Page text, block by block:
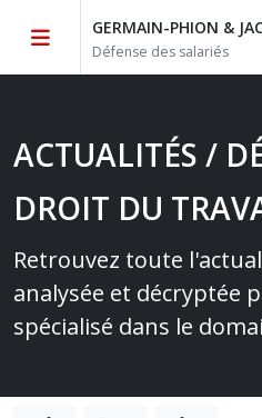
GERMAIN-PHION &
Défense des salariés
ACTUALITÉS /
DROIT DU
Retrouvez toute
analysée et décryptée
spécialisé dans le